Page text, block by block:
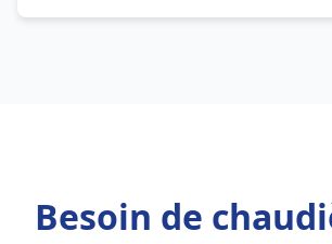
Besoin de